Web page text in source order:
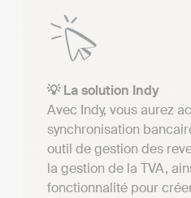
💡 La solution Indy
Avec Indy, vous aurez
synchronisation
outil de gestion des
la gestion de la TVA,
fonctionnalité pour